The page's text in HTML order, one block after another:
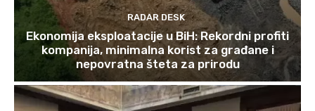
RADAR DESK
Ekonomija eksploatacije u BiH: Rekordni profiti
kompanija, minimalna korist za građane i
nepovratna šteta za prirodu